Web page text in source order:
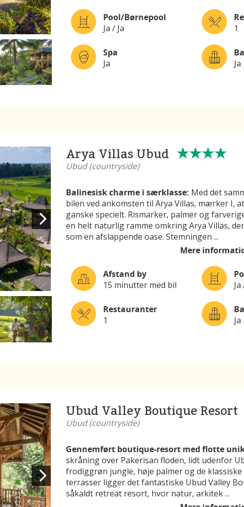
Pool/Børnepool
Ja / Ja
1
Spa
Ja
Ja
Arya Villas Ubud
Ubud (countryside)
Balinesisk charme i særklasse: Med det
bilen ved ankomsten til Arya Villas, mærker I,
ganske specielt. Rismarker, palmer og
en helt naturlig ramme omkring Arya Villas,
som en afslappende oase. Stemningen ...
Mere
Afstand by
15 minutter med bil
Restauranter
1
Ja
Ubud Valley Boutique Resort
Ubud (countryside)
Gennemført boutique-resort med flotte
skråning over Pakerisan floden, lidt udenfor
frodiggrøn jungle, høje palmer og de
terrasser ligger det fantastiske Ubud Valley
såkaldt retreat resort, hvor natur, arkitek...